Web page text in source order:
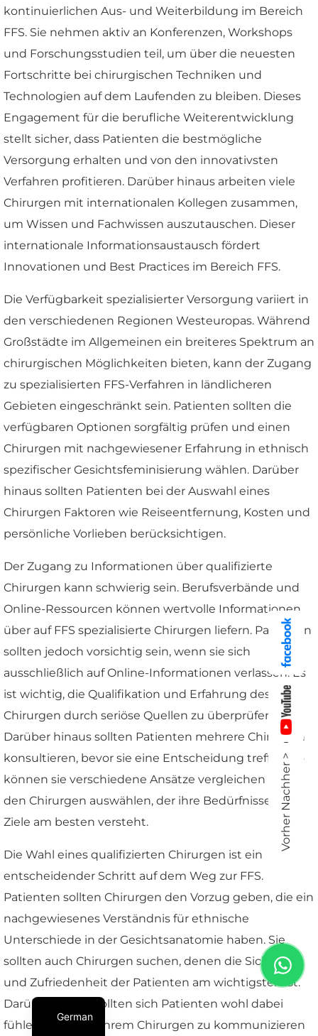
kontinuierlichen Aus- und Weiterbildung im Bereich
FFS. Sie nehmen aktiv an Konferenzen, Workshops
und Forschungsstudien teil, um über die neuesten
Fortschritte bei chirurgischen Techniken und
Technologien auf dem Laufenden zu bleiben. Dieses
Engagement für die berufliche Weiterentwicklung
stellt sicher, dass Patienten die bestmögliche
Versorgung erhalten und von den innovativsten
Verfahren profitieren. Darüber hinaus arbeiten viele
Chirurgen mit internationalen Kollegen zusammen,
um Wissen und Fachwissen auszutauschen. Dieser
internationale Informationsaustausch fördert
Innovationen und Best Practices im Bereich FFS.
Die Verfügbarkeit spezialisierter Versorgung variiert in
den verschiedenen Regionen Westeuropas. Während
Großstädte im Allgemeinen ein breiteres Spektrum an
chirurgischen Möglichkeiten bieten, kann der Zugang
zu spezialisierten FFS-Verfahren in ländlicheren
Gebieten eingeschränkt sein. Patienten sollten die
verfügbaren Optionen sorgfältig prüfen und einen
Chirurgen mit nachgewiesener Erfahrung in ethnisch
spezifischer Gesichtsfeminisierung wählen. Darüber
hinaus sollten Patienten bei der Auswahl eines
Chirurgen Faktoren wie Reiseentfernung, Kosten und
persönliche Vorlieben berücksichtigen.
Der Zugang zu Informationen über qualifizierte
Chirurgen kann schwierig sein. Berufsverbände und
Online-Ressourcen können wertvolle Informationen
über auf FFS spezialisierte Chirurgen liefern. Patienten
sollten jedoch vorsichtig sein, wenn sie sich
ausschließlich auf Online-Informationen verlassen. Es
ist wichtig, die Qualifikation und Erfahrung des
Chirurgen durch seriöse Quellen zu überprüfen.
Darüber hinaus sollten Patienten mehrere Chirurgen
konsultieren, bevor sie eine Entscheidung treffen. So
können sie verschiedene Ansätze vergleichen und
den Chirurgen auswählen, der ihre Bedürfnisse und
Ziele am besten versteht.
Die Wahl eines qualifizierten Chirurgen ist ein
entscheidender Schritt auf dem Weg zur FFS.
Patienten sollten Chirurgen den Vorzug geben, die ein
nachgewiesenes Verständnis für ethnische
Unterschiede in der Gesichtsanatomie haben. Sie
sollten auch Chirurgen suchen, denen die Sicherheit
und Zufriedenheit der Patienten am wichtigsten ist.
Darüber hinaus sollten sich Patienten wohl dabei
fühlen, offen mit ihrem Chirurgen zu kommunizieren
Vorher Nachher >
German